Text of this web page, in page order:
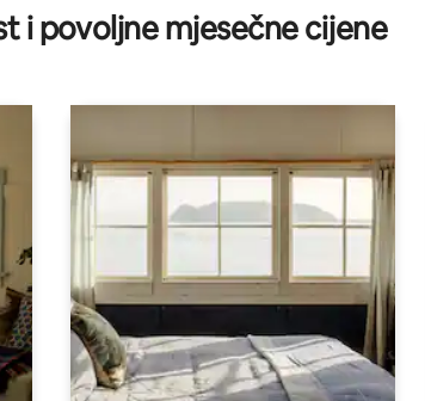
i povoljne mjesečne cijene